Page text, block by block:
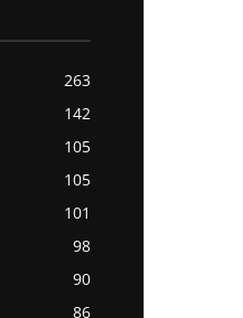
263
142
105
105
101
98
90
86